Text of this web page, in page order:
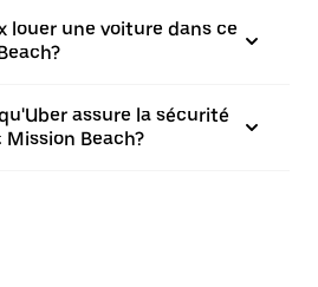
louer une voiture dans ce
assure la sécurité
Mission Beach?